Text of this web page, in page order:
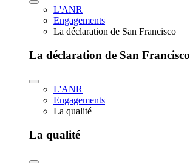
L'ANR
Engagements
La déclaration de San Francisco
La déclaration de San Francisco
L'ANR
Engagements
La qualité
La qualité